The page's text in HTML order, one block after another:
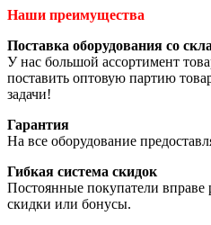
Наши преимущества
Поставка оборудования со
У нас большой ассортимент
поставить оптовую партию
задачи!
Гарантия
На все оборудование
Гибкая система скидок
Постоянные покупатели вправе
скидки или бонусы.